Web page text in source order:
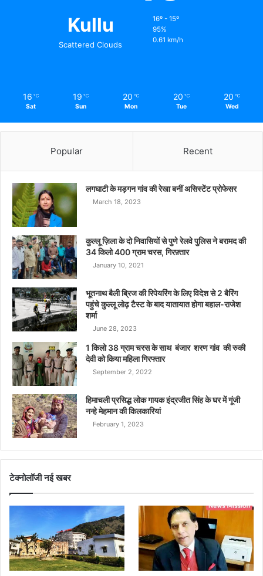
Kullu
Scattered Clouds
16º - 15º
95%
0.61 km/h
16 ℃
Sat
19 ℃
Sun
20 ℃
Mon
20 ℃
Tue
20 ℃
Wed
Popular Recent
लगघाटी के मड़गन गांव की रेखा बनीं असिस्टेंट प्रोफेसर
March 18, 2023
कुल्लू ज़िला के दो निवासियों से पुणे रेलवे पुलिस ने बरामद की
34 किलो 400 ग्राम चरस, गिरफ़्तार
January 10, 2021
भूतनाथ बैली ब्रिज की रिपेयरिंग के लिए विदेश से 2 बैरिंग
पहुंचे कुल्लू लोढ़ टैस्ट के बाद यातायात होगा बहाल-राजेश
शर्मा
June 28, 2023
1 किलो 38 ग्राम चरस के साथ बंजार शरण गांव की रुकी
देवी को किया महिला गिरफ्तार
September 2, 2022
हिमाचली प्रसिद्ध लोक गायक इंद्रजीत सिंह के घर में गूंजी
नन्हे मेहमान की किलकारियां
February 1, 2023
टेक्नोलॉजी नई खबर